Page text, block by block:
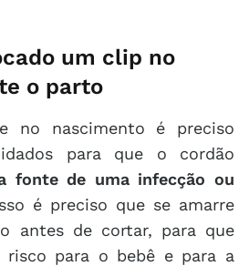
um clip no
o parto
no nascimento é preciso
para que o cordão
fonte de uma infecção ou
é preciso que se amarre
antes de cortar, para que
risco para o bebê e para a